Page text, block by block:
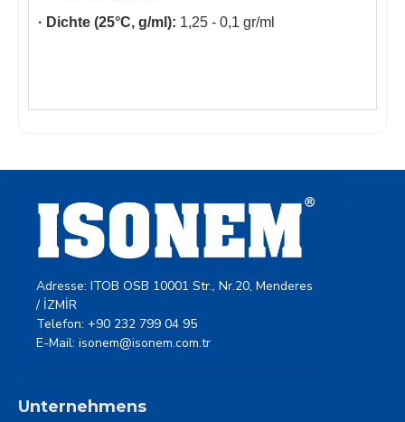
· Dichte (25°C, g/ml): 1,25 - 0,1 gr/ml
Adresse: ITOB OSB 10001 Str., Nr.20, Menderes
/ İZMİR
Telefon: +90 232 799 04 95
E-Mail: isonem@isonem.com.tr
Unternehmens